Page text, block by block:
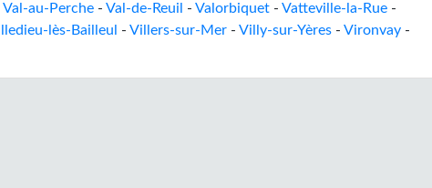
Val-au-Perche - Val-de-Reuil - Valorbiquet - Vatteville-la-Rue -
lès-Bailleul - Villers-sur-Mer - Villy-sur-Yères - Vironvay -